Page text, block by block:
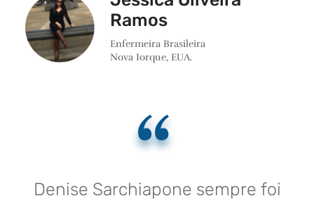
Ramos
Enfermeira Brasileira
Nova Iorque, EUA.
Denise Sarchiapone sempre foi